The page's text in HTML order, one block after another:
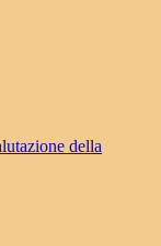
della